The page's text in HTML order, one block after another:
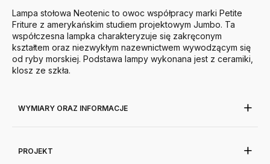
Lampa stołowa Neotenic to owoc współpracy marki Petite
Friture z amerykańskim studiem projektowym Jumbo. Ta
współczesna lampka charakteryzuje się zakręconym
kształtem oraz niezwykłym nazewnictwem wywodzącym się
od ryby morskiej. Podstawa lampy wykonana jest z ceramiki,
klosz ze szkła.
WYMIARY ORAZ INFORMACJE
PROJEKT